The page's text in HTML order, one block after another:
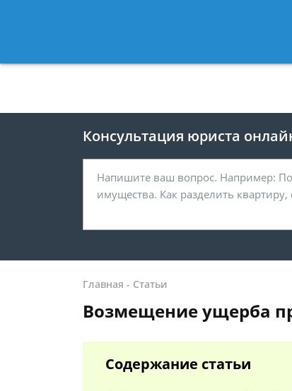
8 812
Консультация юриста
Главная - Статьи
Возмещение ущерба
Содержание статьи